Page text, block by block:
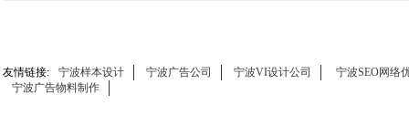
友情链接: 宁波样本设计 宁波广告公司 宁波VI设计公司
宁波SEO网络
宁波广告物料制作